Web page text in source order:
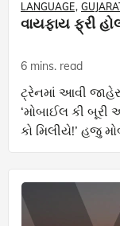
LANGUAGE
વાયફાય ફ્રી
6 mins. read
ટ્રેનમાં આવી
‘મોબાઈલ કી
કો મિલીયે!’ હજુ
બાલ્યાવસ્થામાં છે